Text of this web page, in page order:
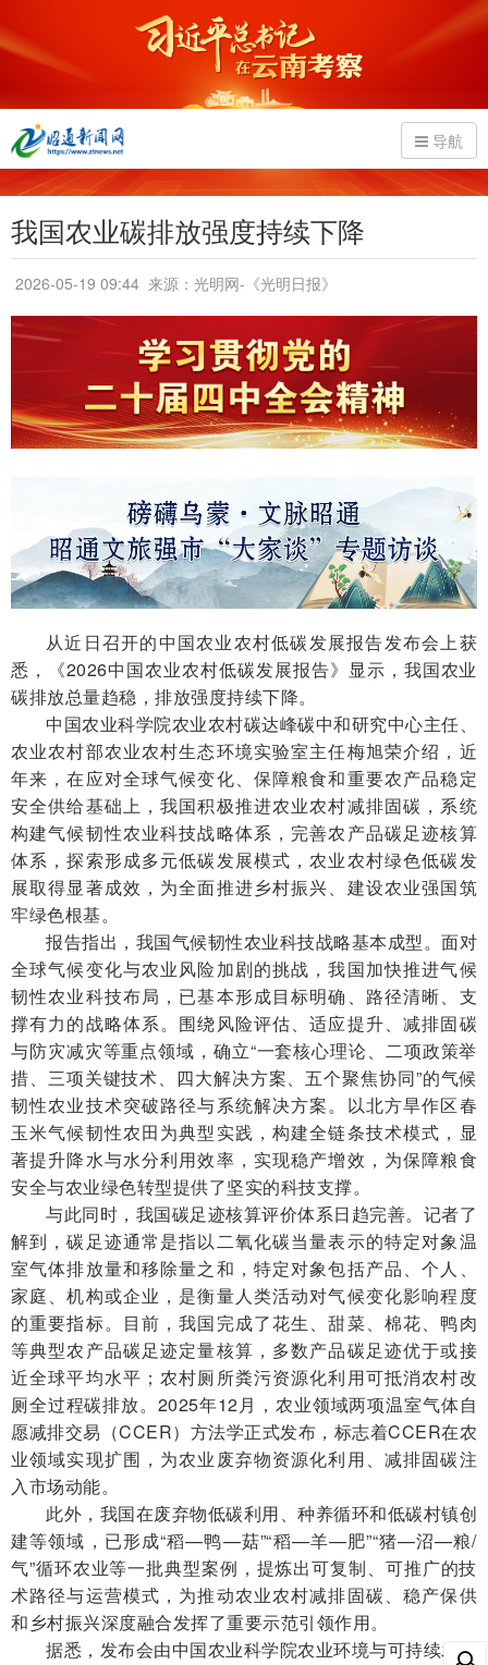
导航
我国农业碳排放强度持续下降
2026-05-19 09:44 来源：光明网-《光明日报》
从近日召开的中国农业农村低碳发展报告发布会上获
悉，《2026中国农业农村低碳发展报告》显示，我国农业
碳排放总量趋稳，排放强度持续下降。
中国农业科学院农业农村碳达峰碳中和研究中心主任、
农业农村部农业农村生态环境实验室主任梅旭荣介绍，近
年来，在应对全球气候变化、保障粮食和重要农产品稳定
安全供给基础上，我国积极推进农业农村减排固碳，系统
构建气候韧性农业科技战略体系，完善农产品碳足迹核算
体系，探索形成多元低碳发展模式，农业农村绿色低碳发
展取得显著成效，为全面推进乡村振兴、建设农业强国筑
牢绿色根基。
报告指出，我国气候韧性农业科技战略基本成型。面对
全球气候变化与农业风险加剧的挑战，我国加快推进气候
韧性农业科技布局，已基本形成目标明确、路径清晰、支
撑有力的战略体系。围绕风险评估、适应提升、减排固碳
与防灾减灾等重点领域，确立“一套核心理论、二项政策举
措、三项关键技术、四大解决方案、五个聚焦协同”的气候
韧性农业技术突破路径与系统解决方案。以北方旱作区春
玉米气候韧性农田为典型实践，构建全链条技术模式，显
著提升降水与水分利用效率，实现稳产增效，为保障粮食
安全与农业绿色转型提供了坚实的科技支撑。
与此同时，我国碳足迹核算评价体系日趋完善。记者了
解到，碳足迹通常是指以二氧化碳当量表示的特定对象温
室气体排放量和移除量之和，特定对象包括产品、个人、
家庭、机构或企业，是衡量人类活动对气候变化影响程度
的重要指标。目前，我国完成了花生、甜菜、棉花、鸭肉
等典型农产品碳足迹定量核算，多数产品碳足迹优于或接
近全球平均水平；农村厕所粪污资源化利用可抵消农村改
厕全过程碳排放。2025年12月，农业领域两项温室气体自
愿减排交易（CCER）方法学正式发布，标志着CCER在农
业领域实现扩围，为农业废弃物资源化利用、减排固碳注
入市场动能。
此外，我国在废弃物低碳利用、种养循环和低碳村镇创
建等领域，已形成“稻—鸭—菇”“稻—羊—肥”“猪—沼—粮/
气”循环农业等一批典型案例，提炼出可复制、可推广的技
术路径与运营模式，为推动农业农村减排固碳、稳产保供
和乡村振兴深度融合发挥了重要示范引领作用。
据悉，发布会由中国农业科学院农业环境与可持续发展